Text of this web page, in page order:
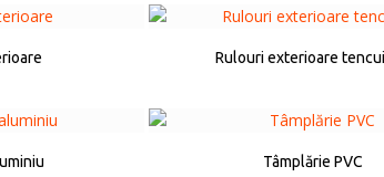
Rulouri exterioare
Tâmplărie PVC